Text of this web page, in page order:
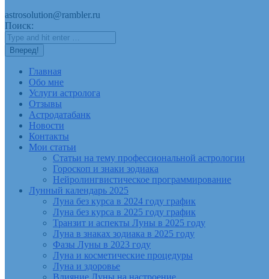
astrosolution@rambler.ru
Поиск:
Главная
Обо мне
Услуги астролога
Отзывы
Астродатабанк
Новости
Контакты
Мои статьи
Статьи на тему профессиональной астрологии
Гороскоп и знаки зодиака
Нейролингвистическое программирование
Лунный календарь 2025
Луна без курса в 2024 году график
Луна без курса в 2025 году график
Транзит и аспекты Луны в 2025 году
Луна в знаках зодиака в 2025 году
Фазы Луны в 2023 году
Луна и косметические процедуры
Луна и здоровье
Влияние Луны на настроение